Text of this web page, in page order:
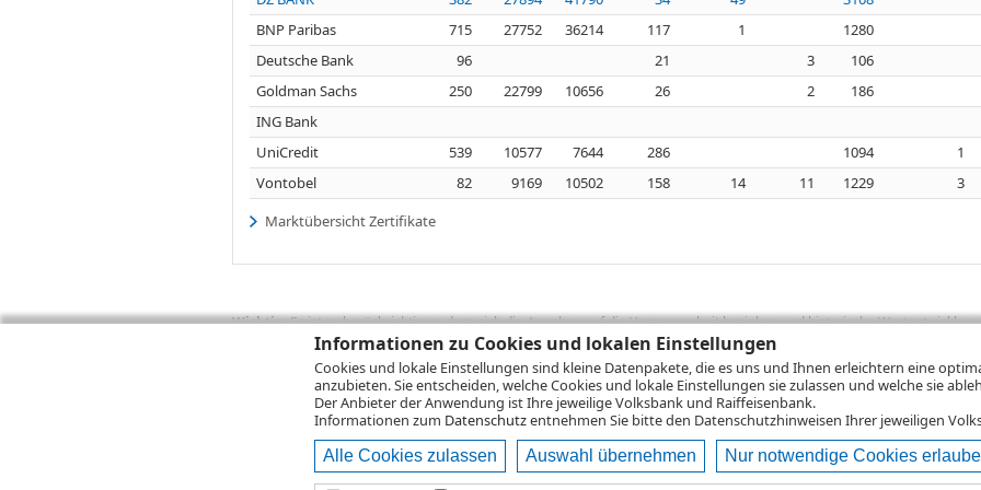
Informationen zu Cookies und lokalen Einstellungen
Cookies und lokale Einstellungen sind kleine Datenpakete, die es uns und Ihnen erleichtern eine
anzubieten. Sie entscheiden, welche Cookies und lokale Einstellungen sie zulassen und welche sie
Der Anbieter der Anwendung ist Ihre jeweilige Volksbank und Raiffeisenbank.
Informationen zum Datenschutzentnehmen Sie bitte den Datenschutzhinweisen Ihrer jeweiligen
Alle Cookies zulassen Auswahl übernehmen Nur notwendige Cookies
BNP Paribas
715 27752 36214 117 1 1280
Deutsche Bank
96 21 3
106
Goldman Sachs
250 22799 10656 26 2 186
ING Bank
UniCredit
539 10577 7644 286 1094 1
Vontobel
82 9169 10502 158 14 11 1229 3
Marktübersicht Zertifikate
Wichtig:Es ist zu berücksichtigen, dass sich die Angaben auf die Vergangenheit beziehen und historische
zukünftige Ergebnisse darstellen. Bei Performanceangaben handelt es sich stets um Bruttowertangaben. Bei
Provisionen, Gebühren und andere Entgelte), die beim Erwerb von Wertpapieren in der Regel anfallen, nicht berücksichtigt.
Depotgebühren hinzu. Mit dem Wertentwicklungsrechner können Sie auf den einzelnen Wertpapierseiten Ihre individuell
Performance, die sich unter Berücksichtigung sämtlicher Transaktionskosten und etwaigen Depotgebühren ergibt,
kann die Rendite zudem infolge von Währungsschwankungen steigen oder fallen.